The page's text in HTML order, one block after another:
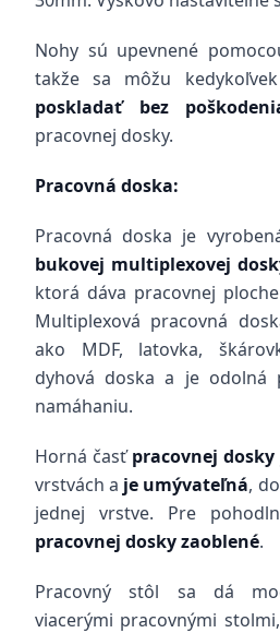
Nohy sú upevnené
takže sa môžu
poskladať bez
pracovnej dosky.
Pracovná doska:
Pracovná doska je
bukovej multiplexovej
ktorá dáva pracovnej
Multiplexová pracovná
ako MDF, latovka,
dyhová doska a je odolná
namáhaniu.
Horná časťpracovnej
vrstvách a je umývateľná,
jednej vrstve. Pre
pracovnej dosky zaoblené.
Pracovný stôl sa dá
viacerými pracovnými